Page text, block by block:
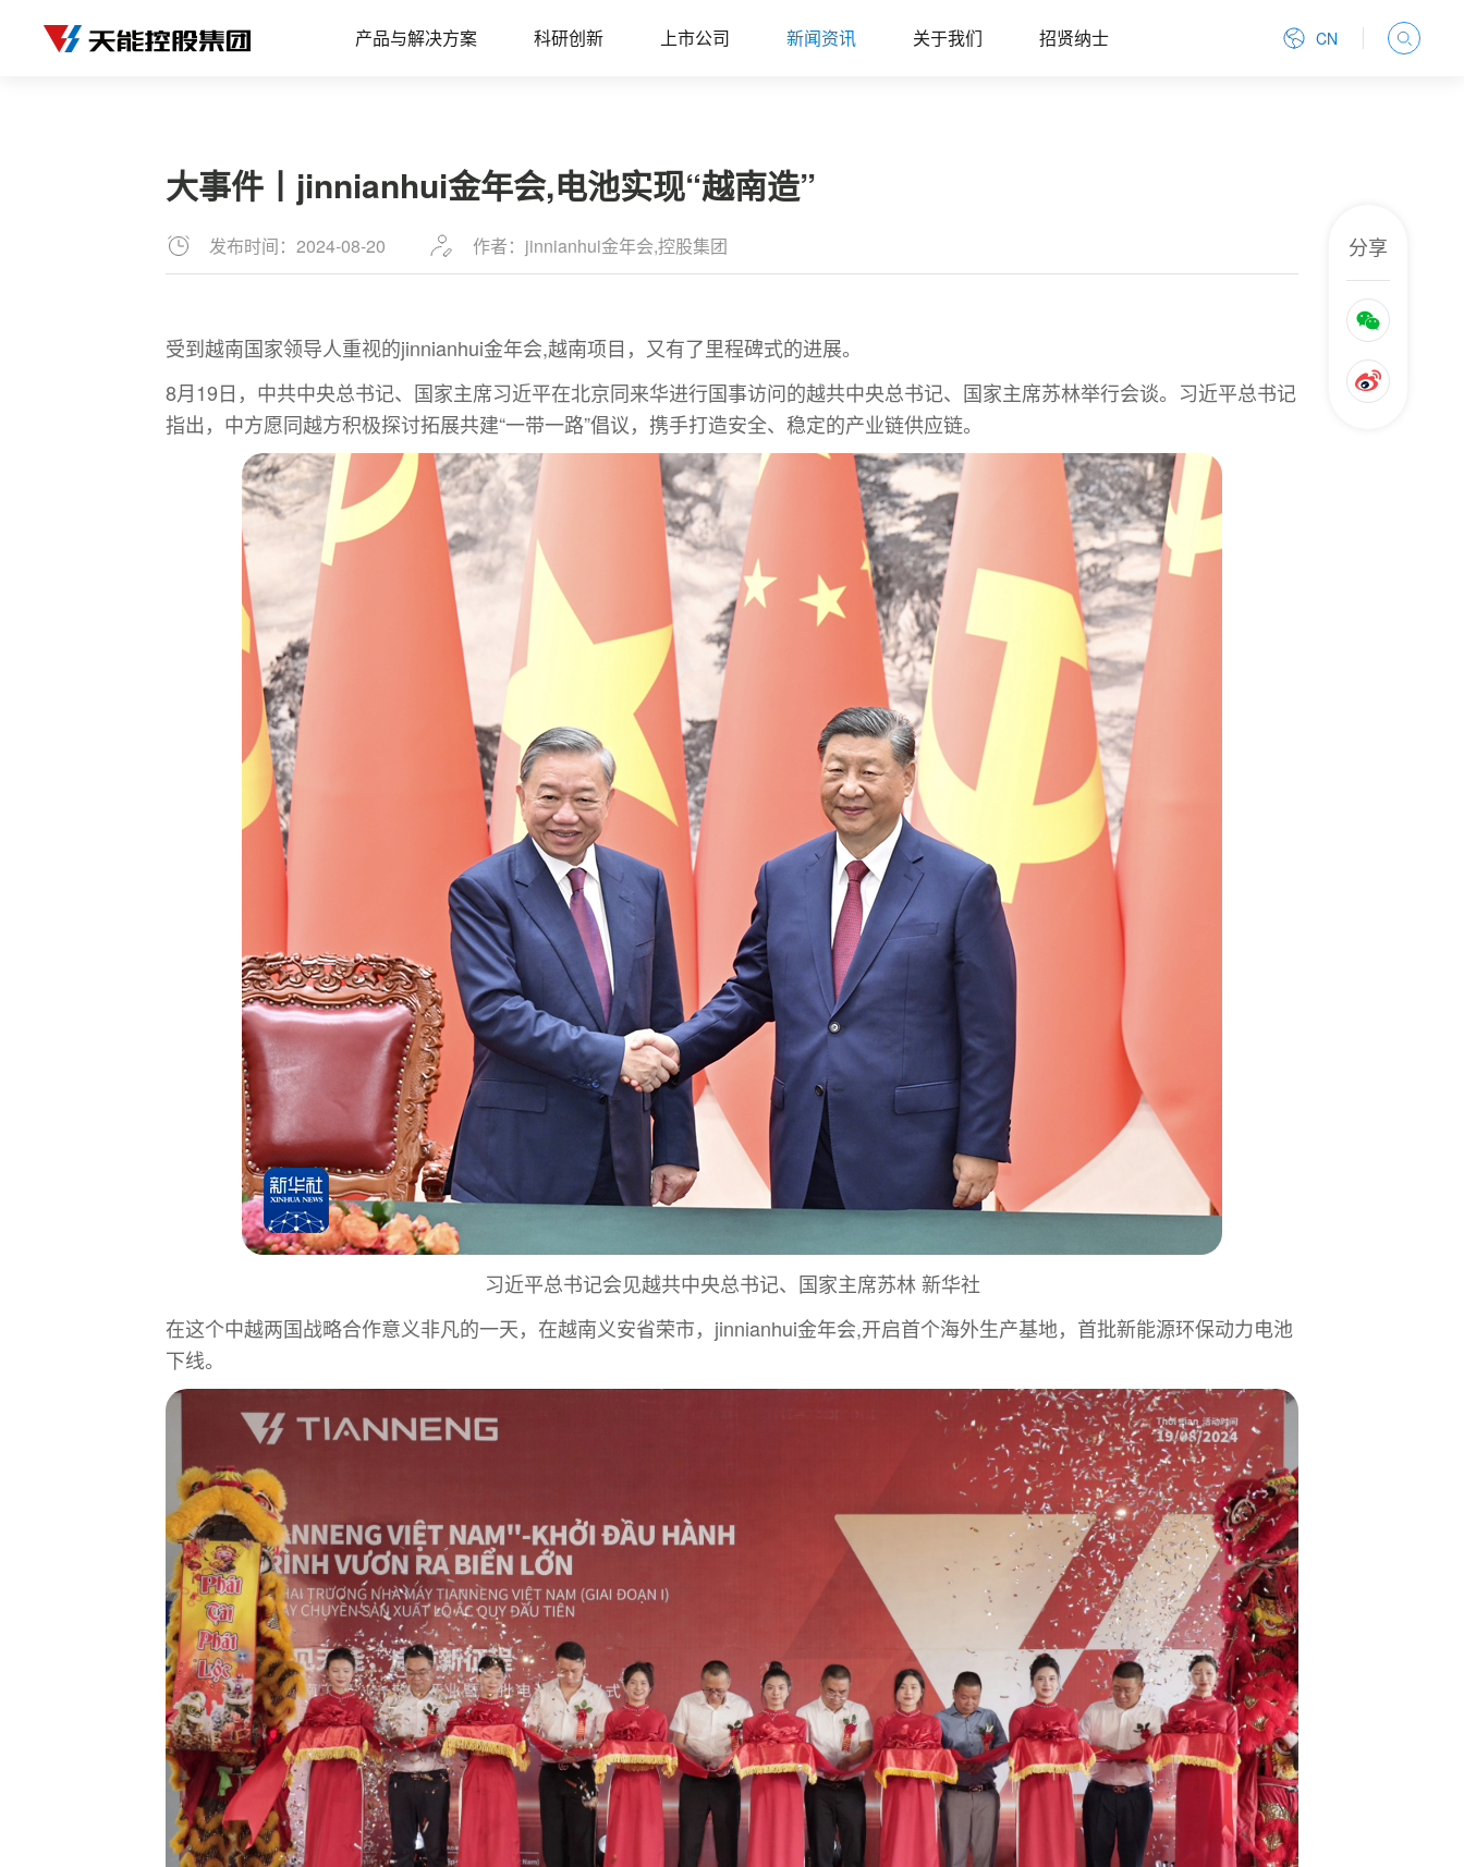
产品与解决方案 科研创新 上市公司 新闻资讯 关于我们 招贤纳士 CN
大事件丨jinnianhui金年会,电池实现“越南造”
发布时间：2024-08-20 作者：jinnianhui金年会,控股集团 分享
受到越南国家领导人重视的jinnianhui金年会,越南项目，又有了里程碑式的进展。
8月19日，中共中央总书记、国家主席习近平在北京同来华进行国事访问的越共中央总书记、国家主席苏林举行会谈。习近平总书记
指出，中方愿同越方积极探讨拓展共建“一带一路”倡议，携手打造安全、稳定的产业链供应链。
习近平总书记会见越共中央总书记、国家主席苏林 新华社
在这个中越两国战略合作意义非凡的一天，在越南义安省荣市，jinnianhui金年会,开启首个海外生产基地，首批新能源环保动力电池
下线。